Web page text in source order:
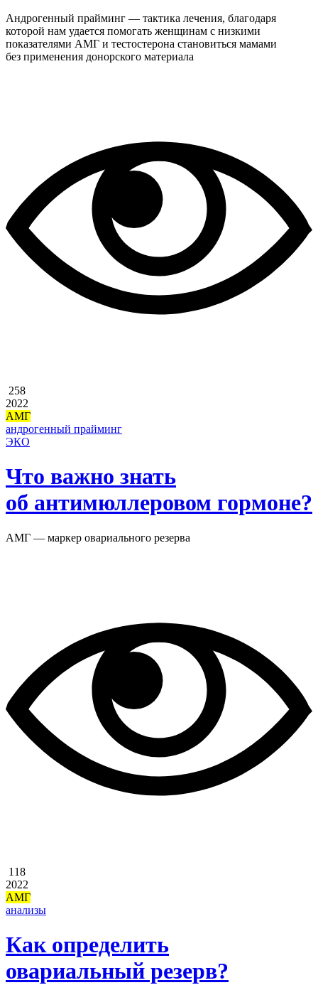
Андрогенный прайминг — тактика лечения, благодаря
которой нам удается помогать женщинам с низкими
показателями АМГ и тестостерона становиться мамами
без применения донорского материала
258
2022
АМГ
андрогенный прайминг
ЭКО
Что важно знать
об антимюллеровом гормоне?
АМГ — маркер овариального резерва
118
2022
АМГ
анализы
Как определить
овариальный резерв?